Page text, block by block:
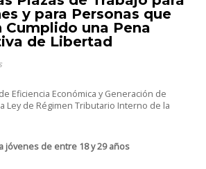
y para Personas que
Cumplido una Pena
de Libertad
Eficiencia Económica y Generación de
Ley de Régimen Tributario Interno de la
jóvenes de entre 18 y 29 años